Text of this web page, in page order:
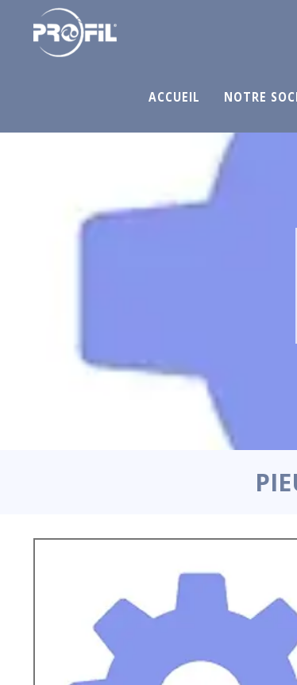
ACCUEIL NOTRE